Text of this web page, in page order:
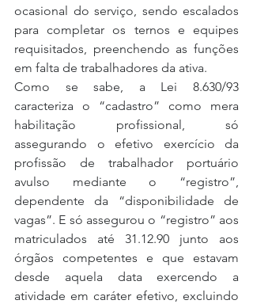
ocasional do serviço, sendo escalados
para completar os ternos e equipes
requisitados, preenchendo as funções
em falta de trabalhadores da ativa.
Como se sabe, a Lei 8.630/93
caracteriza o “cadastro” como mera
habilitação profissional, só
assegurando o efetivo exercício da
profissão de trabalhador portuário
avulso mediante o “registro”,
dependente da “disponibilidade de
vagas”. E só assegurou o “registro” aos
matriculados até 31.12.90 junto aos
órgãos competentes e que estavam
desde aquela data exercendo a
atividade em caráter efetivo, excluindo